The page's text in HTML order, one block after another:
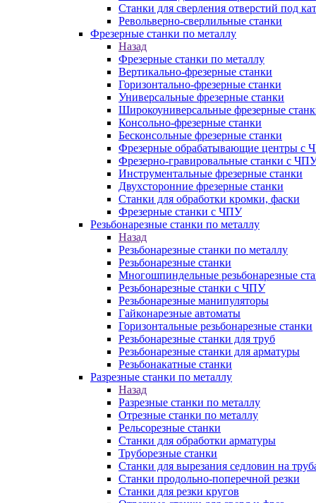
Станки для сверления отверстий под
Револьверно-сверлильные станки
Фрезерные станки по металлу
Назад
Фрезерные станки по металлу
Вертикально-фрезерные станки
Горизонтально-фрезерные станки
Универсальные фрезерные станки
Широкоуниверсальные фрезерные
Консольно-фрезерные станки
Бесконсольные фрезерные станки
Фрезерные обрабатывающие центры с
Фрезерно-гравировальные станки с
Инструментальные фрезерные станки
Двухсторонние фрезерные станки
Станки для обработки кромки, фаски
Фрезерные станки с ЧПУ
Резьбонарезные станки по металлу
Назад
Резьбонарезные станки по металлу
Резьбонарезные станки
Многошпиндельные резьбонарезные
Резьбонарезные станки с ЧПУ
Резьбонарезные манипуляторы
Гайконарезные автоматы
Горизонтальные резьбонарезные станки
Резьбонарезные станки для труб
Резьбонарезные станки для арматуры
Резьбонакатные станки
Разрезные станки по металлу
Назад
Разрезные станки по металлу
Отрезные станки по металлу
Рельсорезные станки
Станки для обработки арматуры
Труборезные станки
Станки для вырезания седловин на
Станки продольно-поперечной резки
Станки для резки кругов